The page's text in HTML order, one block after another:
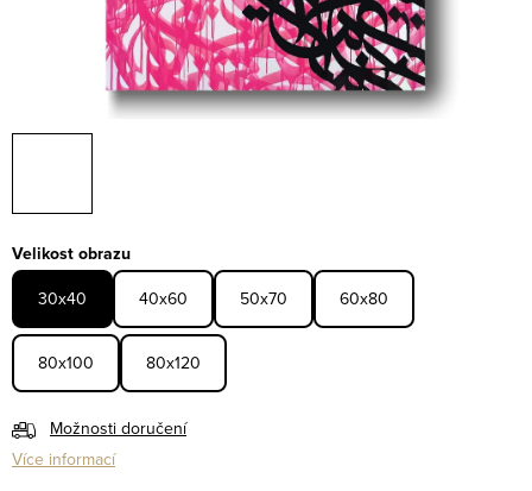
Velikost obrazu
30x40
40x60 50x70 60x80
80x100 80x120
Možnosti doručení
Více informací